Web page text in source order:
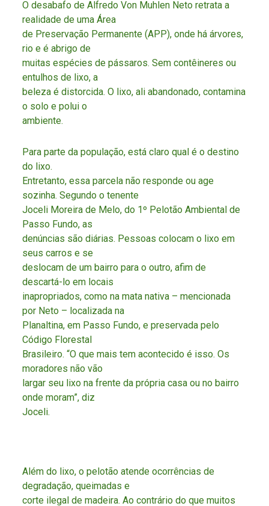
O desabafo de Alfredo Von Muhlen Neto retrata a
realidade de uma Área
de Preservação Permanente (APP), onde há árvores,
rio e é abrigo de
muitas espécies de pássaros. Sem contêineres ou
entulhos de lixo, a
beleza é distorcida. O lixo, ali abandonado, contamina
o solo e polui o
ambiente.
Para parte da população, está claro qual é o destino
do lixo.
Entretanto, essa parcela não responde ou age
sozinha. Segundo o tenente
Joceli Moreira de Melo, do 1º Pelotão Ambiental de
Passo Fundo, as
denúncias são diárias. Pessoas colocam o lixo em
seus carros e se
deslocam de um bairro para o outro, afim de
descartá-lo em locais
inapropriados, como na mata nativa – mencionada
por Neto – localizada na
Planaltina, em Passo Fundo, e preservada pelo
Código Florestal
Brasileiro. “O que mais tem acontecido é isso. Os
moradores não vão
largar seu lixo na frente da própria casa ou no bairro
onde moram”, diz
Joceli.
Além do lixo, o pelotão atende ocorrências de
degradação, queimadas e
corte ilegal de madeira. Ao contrário do que muitos